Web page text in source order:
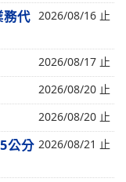
務代 2026/08/16 止
2026/08/17 止
2026/08/20 止
2026/08/20 止
公分 2026/08/21 止